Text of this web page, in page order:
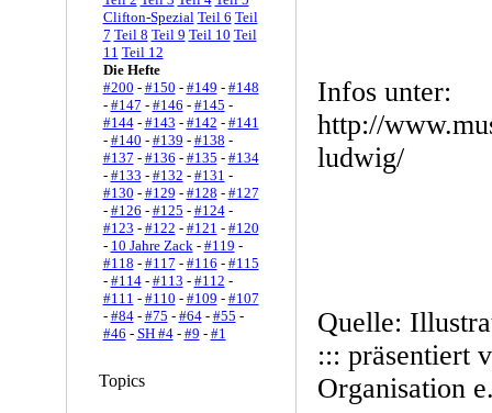
Clifton-Spezial Teil 6 Teil
7 Teil 8 Teil 9 Teil 10 Teil
11 Teil 12
Die Hefte
#200 - #150 - #149 - #148
- #147 - #146 - #145 -
#144- #143 - #142 - #141
- #140 - #139 - #138 -
#137 - #136 - #135 - #134
- #133 - #132 - #131 -
#130 - #129 - #128 - #127
- #126 - #125 - #124-
#123 - #122 - #121 - #120
- 10 Jahre Zack- #119 -
#118 - #117 - #116 - #115
- #114- #113 - #112 -
#111 - #110 - #109 - #107
- #84- #75 - #64- #55 -
#46 - SH #4- #9 - #1
Topics
Infos unter:
http://
ludwig/
Quelle:
::: präsentiert
Organisation